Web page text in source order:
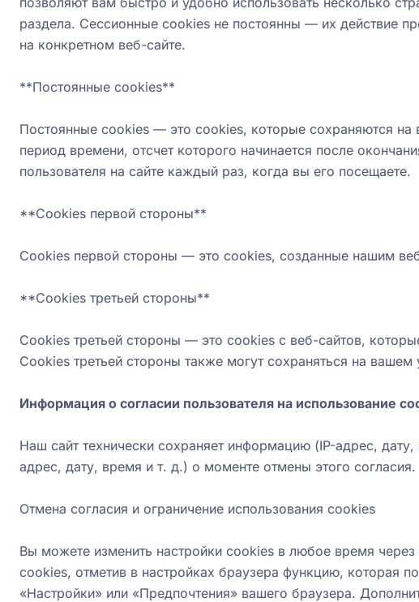
раздела. Сессионные cookies не постоянны — их действие
на конкретном веб-сайте.
**Постоянные cookies**
Постоянные cookies — это cookies, которые сохраняются на
период времени, отсчет которого начинается после
пользователя на сайте каждый раз, когда вы его посещаете.
**Cookies первой стороны**
Cookies первой стороны — это cookies, созданные нашим
**Cookies третьей стороны**
Cookies третьей стороны — это cookies с веб-сайтов,
Cookies третьей стороны также могут сохраняться на
Информация о согласии пользователя на использование
Наш сайт технически сохраняет информацию (IP-адрес,
адрес, дату, время и т. д.) о моменте отмены этого согласия.
Отмена согласия и ограничение использования cookies
Вы можете изменить настройки cookies в любое время
cookies, отметив в настройках браузера функцию, которая
«Настройки» или «Предпочтения» вашего браузера.